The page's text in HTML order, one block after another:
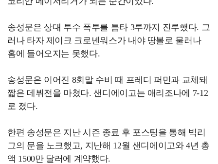
송성문은 상대 투수 폭투를 틈타 3루까지 진루했다. 그
러나 타자 제이크 크로넨워스가 내야 땅볼로 물러나
홈에 들어오지는 못했다.
송성문은 이어진 8회말 수비 때 프레디 퍼민과 교체돼
짧은 데뷔전을 마쳤다. 샌디에이고는 애리조나에 7-12
로 졌다.
한편 송성문은 지난 시즌 종료 후 포스팅을 통해 빅리
그의 문을 노크했고, 지난해 12월 샌디에이고와 4년 총
액 1500만 달러에 계약했다.